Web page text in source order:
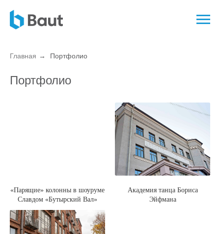
Главная → Портфолио
Портфолио
«Парящие» колонны в шоуруме
Славдом «Бутырский Вал»
Академия танца Бориса
Эйфмана